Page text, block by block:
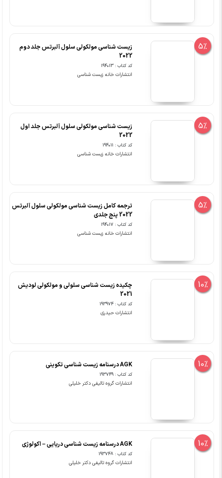
5%
زیست شناسی مولکولی سلول آلبرتس جلد دوم
2022
کد کتاب : 194013
انتشارات خانه زیست شناسی
5%
زیست شناسی مولکولی سلول آلبرتس جلد اول
2022
کد کتاب : 194011
انتشارات خانه زیست شناسی
5%
ترجمه کامل زیست شناسی مولکولی سلول آلبرتس
2022 پنج جلدی
کد کتاب : 194017
انتشارات خانه زیست شناسی
10%
چکیده زیست شناسی سلولی و مولکولی لودیش
2021
کد کتاب : 193974
انتشارات حیدری
10% AGK درسنامه زیست شناسی تکوینی
کد کتاب : 193749
انتشارات گروه تالیفی دکتر خلیلی
10% AGK درسنامه زیست شناسی دریایی – اکولوژی
کد کتاب : 193748
انتشارات گروه تالیفی دکتر خلیلی